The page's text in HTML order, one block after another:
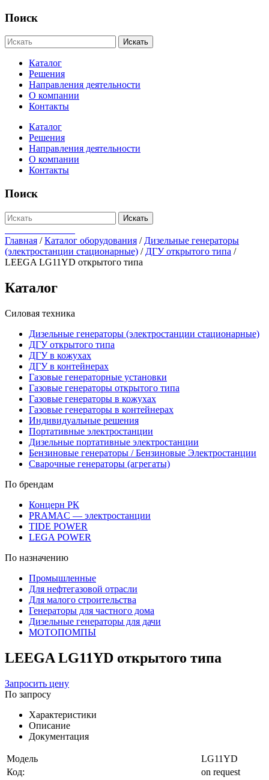
Поиск
Искать
Каталог
Решения
Направления деятельности
О компании
Контакты
Каталог
Решения
Направления деятельности
О компании
Контакты
Поиск
Искать
Главная /Каталог оборудования / Дизельные генераторы
(электростанции стационарные) / ДГУ открытого типа /
LEEGA LG11YD открытого типа
Каталог
Силовая техника
Дизельные генераторы (электростанции стационарные)
ДГУ открытого типа
ДГУ в кожухах
ДГУ в контейнерах
Газовые генераторные установки
Газовые генераторы открытого типа
Газовые генераторы в кожухах
Газовые генераторы в контейнерах
Индивидуальные решения
Портативные электростанции
Дизельные портативные электростанции
Бензиновые генераторы / Бензиновые Электростанции
Сварочные генераторы (агрегаты)
По брендам
Концерн РК
PRAMAC — электростанции
TIDE POWER
LEGA POWER
По назначению
Промышленные
Для нефтегазовой отрасли
Для малого строительства
Генераторы для частного дома
Дизельные генераторы для дачи
МОТОПОМПЫ
LEEGA LG11YD открытого типа
Запросить цену
По запросу
Характеристики
Описание
Документация
Модель
LG11YD
Код:
on request